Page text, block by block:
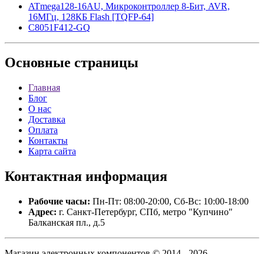
ATmega128-16AU, Микроконтроллер 8-Бит, AVR,
16МГц, 128КБ Flash [TQFP-64]
C8051F412-GQ
Основные страницы
Главная
Блог
О нас
Доставка
Оплата
Контакты
Карта сайта
Контактная информация
Рабочие часы: Пн-Пт: 08:00-20:00, Сб-Вс: 10:00-18:00
Адрес: г. Санкт-Петербург, СПб, метро "Купчино"
Балканская пл., д.5